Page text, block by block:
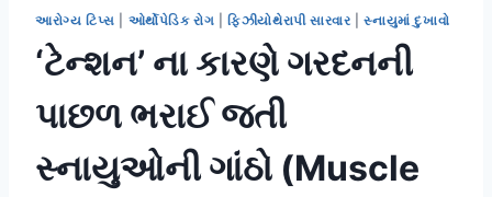
આરોગ્ય ટિપ્સ ઓર્થોપેડિક રોગ |ફિઝીયોથેરાપી સારવાર |સ્નાયુમાં દુખાવો
‘ટેન્શન’ ના કારણે ગરદનની
પાછળ ભરાઈ જતી
સ્નાયુઓની ગાંઠો (Muscle